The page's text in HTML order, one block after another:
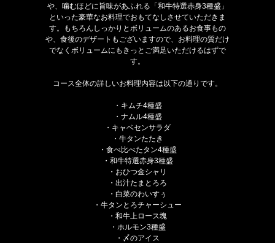
や、噛むほどに旨味があふれる「和牛特選赤身3種盛」
といった豪華なお料理でおもてなしさせていただきま
す。もちろんしっかりとボリュームのあるお食事もの
や、食後のデザートもございますので、お料理の質だけ
でなくボリュームにもきっとご満足いただけるはずで
す。
コース全体の詳しいお料理内容は以下の通りです。
・キムチ4種盛
・ナムル4種盛
・キャベセンサラダ
・牛タンたたき
・食べ比べたタン4種盛
・和牛特選赤身3種盛
・おひつ金シャリ
・出汁たまとろろ
・白菜のわいすぅ
・牛タンとろチャーシュー
・和牛上ロース塊
・ホルモン3種盛
・〆のアイス